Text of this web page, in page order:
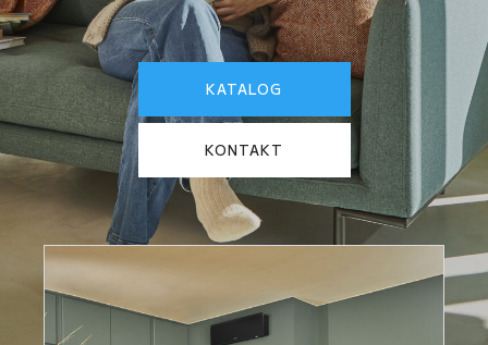
KATALOG
KONTAKT